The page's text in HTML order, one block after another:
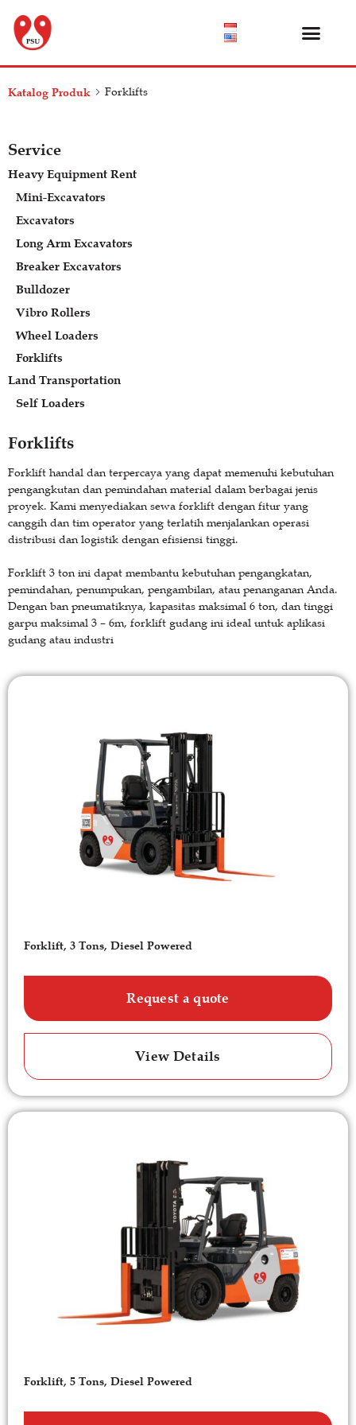
Katalog Produk Forklifts
Service
Heavy Equipment Rent
Mini-Excavators
Excavators
Long Arm Excavators
Breaker Excavators
Bulldozer
Vibro Rollers
Wheel Loaders
Forklifts
Land Transportation
Self Loaders
Forklifts
Forklift handal dan terpercaya yang dapat memenuhi kebutuhan
pengangkutan dan pemindahan material dalam berbagai jenis
proyek. Kami menyediakan sewa forklift dengan fitur yang
canggih dan tim operator yang terlatih menjalankan operasi
distribusi dan logistik dengan efisiensi tinggi.
Forklift 3 ton ini dapat membantu kebutuhan pengangkatan,
pemindahan, penumpukan, pengambilan, atau penanganan Anda.
Dengan ban pneumatiknya, kapasitas maksimal 6 ton, dan tinggi
garpu maksimal 3 – 6m, forklift gudang ini ideal untuk aplikasi
gudang atau industri
Forklift, 3 Tons, Diesel Powered
Request a quote
View Details
Forklift, 5 Tons, Diesel Powered